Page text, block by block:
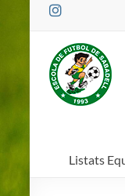
Saltar
Listats